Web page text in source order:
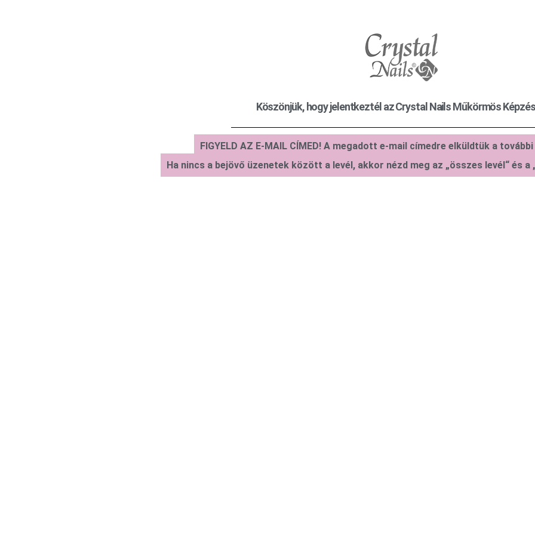
Köszönjük, hogy jelentkeztél az Crystal Nails Műkörmös
FIGYELD AZ E-MAIL CÍMED! A megadott e-mail címedre elküldtük a
Ha nincs a bejövő üzenetek között a levél, akkor nézd meg az „összes levél“ és a